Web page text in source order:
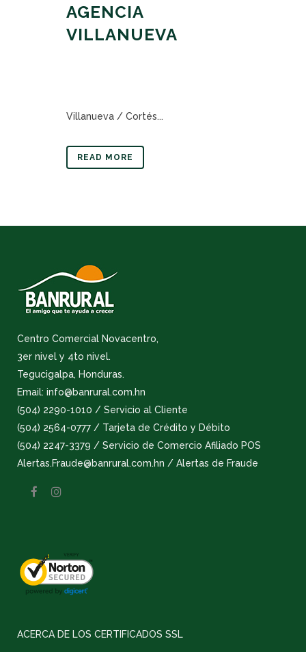
AGENCIA
VILLANUEVA
Villanueva / Cortés...
READ MORE
Centro Comercial Novacentro,
3er nivel y 4to nivel.
Tegucigalpa, Honduras.
Email: info@banrural.com.hn
(504) 2290-1010 / Servicio al Cliente
(504) 2564-0777 / Tarjeta de Crédito y Débito
(504) 2247-3379 / Servicio de Comercio Afiliado POS
Alertas.Fraude@banrural.com.hn / Alertas de Fraude
ACERCA DE LOS CERTIFICADOS SSL